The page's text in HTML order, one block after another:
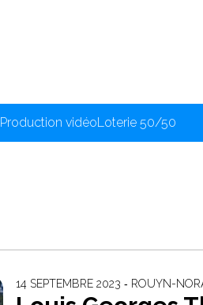
Production vidéoLoterie 50/50
14 SEPTEMBRE 2023 ‐ ROUYN-